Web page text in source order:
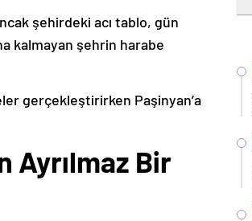
şehirdeki acı tablo, gün
kalmayan şehrin harabe
gerçekleştirirken Paşinyan’a
Ayrılmaz Bir